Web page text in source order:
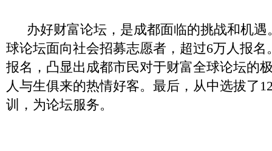
办好财富论坛，是成都面临的挑战和机
球论坛面向社会招募志愿者，超过6万人报
报名，凸显出成都市民对于财富全球论坛的
人与生俱来的热情好客。最后，从中选拔了
训，为论坛服务。